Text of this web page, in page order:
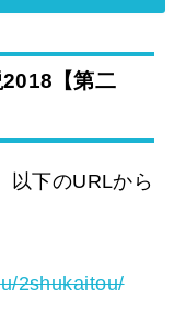
【第二
以下のURLから
2shukaitou/